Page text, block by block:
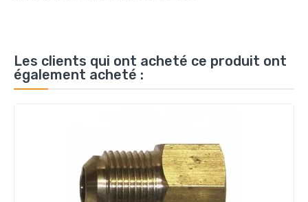
Les clients qui ont acheté ce produit ont
également acheté :